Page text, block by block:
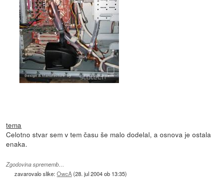
tema
Celotno stvar sem v tem času še malo dodelal, a osnova je ostala
enaka.
Zgodovina sprememb…
zavarovalo slike:OwcA(28. jul 2004 ob 13:35)